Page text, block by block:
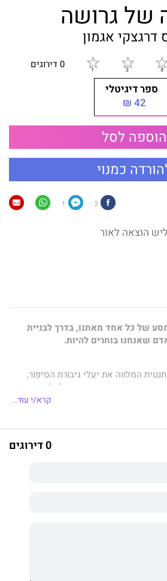
של גרושה
דרגצקי אגמון
0 דירוגים
ספר דיגיטלי
42 ₪
הוספה לסל
כמנוי
2
1
הוצאה לאור
של כל אחד מאתנו, בדרך לבניית
שאנחנו בוחרים להיות.
המלווה את יעלי גיבורת הסיפור,
דרך מסע חייה המטלטל עד
שלה עם עצמה, מפגש שישנה את מסלול
בחופשה ביוון?
הלב השבור?
קרא/י עוד..
0 דירוגים